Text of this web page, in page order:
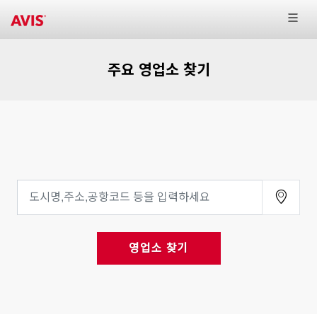
주요 영업소 찾기
영업소 찾기